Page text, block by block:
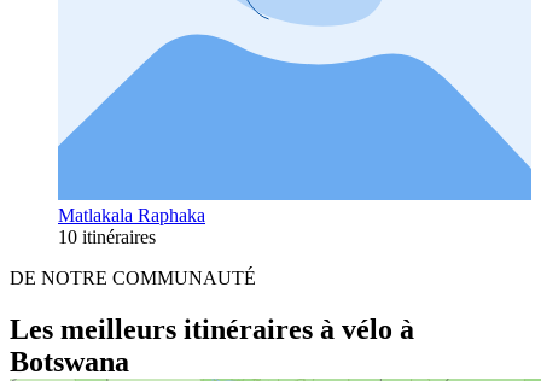
Matlakala Raphaka
10 itinéraires
DE NOTRE COMMUNAUTÉ
Les meilleurs itinéraires à vélo à
Botswana